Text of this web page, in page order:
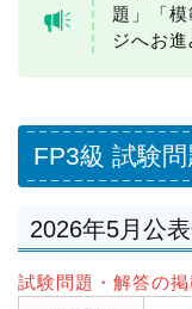
題」「
ジへお進
FP3級 試験問
2026年5月公表
試験問題・解答の